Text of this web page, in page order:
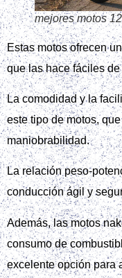
mejores motos
Estas motos ofrecen
que las hace fáciles
La comodidad y la
este tipo de motos,
maniobrabilidad.
La relación peso-
conducción ágil y
Además, las motos
consumo de
excelente opción para